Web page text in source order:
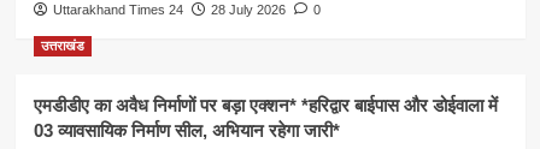
Uttarakhand Times 24 28 July 2026 0
उत्तराखंड
एमडीडीए का अवैध निर्माणों पर बड़ा एक्शन* *हरिद्वार बाईपास और डोईवाला में
03 व्यावसायिक निर्माण सील, अभियान रहेगा जारी*